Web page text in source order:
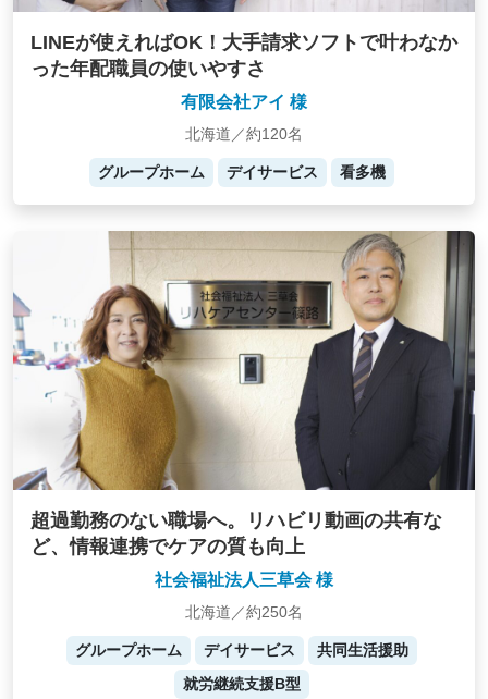
LINEが使えればOK！大手請求ソフトで叶わなか
った年配職員の使いやすさ
有限会社アイ 様
北海道／約120名
グループホーム デイサービス 看多機
超過勤務のない職場へ。リハビリ動画の共有な
ど、情報連携でケアの質も向上
社会福祉法人三草会 様
北海道／約250名
グループホーム デイサービス
共同生活援助
就労継続支援B型